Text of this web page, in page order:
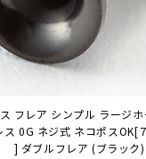
フレア シンプル ラージ
ス 0G ネジ式 ネコポスOK[
] ダブルフレア (ブラック)